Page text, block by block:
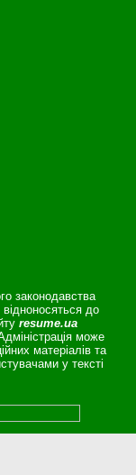
законодавства
відноносяться до
resume.ua
може
матеріалів та
у тексті